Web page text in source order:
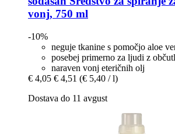
vonj, 750 ml
-10%
neguje tkanine s pomočjo aloe
posebej primerno za ljudi z
naraven vonj eteričnih olj
€ 4,05 € 4,51 (€ 5,40 / l)
Dostava do 11 avgust